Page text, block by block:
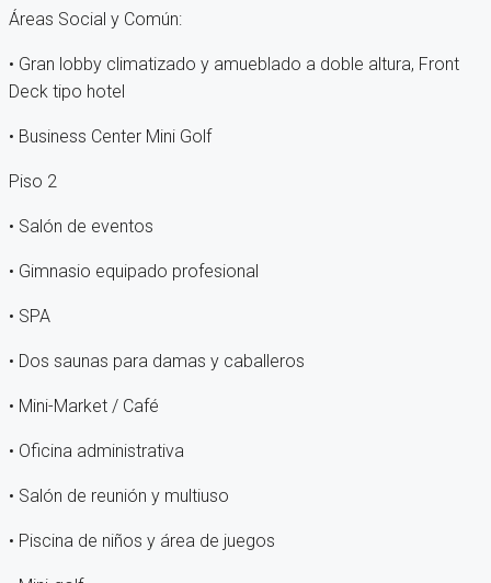
Áreas Social y Común:
• Gran lobby climatizado y amueblado a doble altura, Front
Deck tipo hotel
• Business Center Mini Golf
Piso 2
• Salón de eventos
• Gimnasio equipado profesional
• SPA
• Dos saunas para damas y caballeros
• Mini-Market / Café
• Oficina administrativa
• Salón de reunión y multiuso
• Piscina de niños y área de juegos